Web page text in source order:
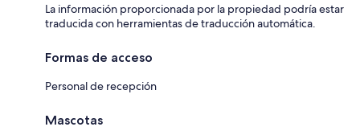
La información proporcionada por la propiedad podría estar
traducida con herramientas de traducción automática.
Formas de acceso
Personal de recepción
Mascotas